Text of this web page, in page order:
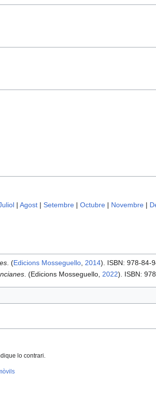
| Agost | Setembre | Octubre | Novembre |
. (Edicions Mosseguello 2014). ISBN: 978-84-
. (Edicions Mosseguello, 2022). ISBN:
lo contrari.